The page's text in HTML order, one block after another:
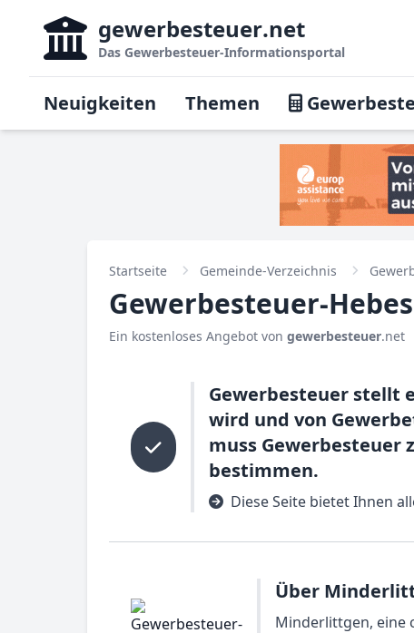
gewerbesteuer.net
Das Gewerbesteuer-Informationsportal
Neuigkeiten Themen
Startseite Gemeinde-Verzeichnis
Gewerbesteuer-
Ein kostenloses Angebot von gewerbesteuer.net
Gewerbesteuer stellt
wird und von
muss Gewerbesteuer
bestimmen.
Diese Seite bietet Ihnen
Über
Minderlittgen, eine